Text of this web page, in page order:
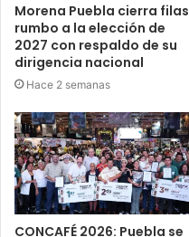
Morena Puebla cierra filas
rumbo a la elección de
2027 con respaldo de su
dirigencia nacional
Hace 2 semanas
CONCAFÉ 2026: Puebla se